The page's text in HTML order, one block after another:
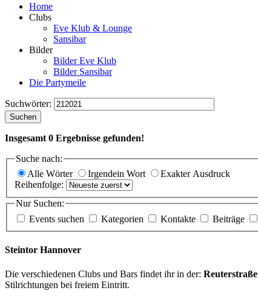
Home
Clubs
Eve Klub & Lounge
Sansibar
Bilder
Bilder Eve Klub
Bilder Sansibar
Die Partymeile
Suchwörter:
Suchen
Insgesamt 0 Ergebnisse gefunden!
Suche nach:
Alle Wörter
Irgendein Wort
Exakter Ausdruck
Reihenfolge:
Nur Suchen:
Events suchen
Kategorien Kontakte Beiträge
Steintor Hannover
Die verschiedenen Clubs und Bars findet ihr in der: Reuterstraße
Stilrichtungen bei freiem Eintritt.